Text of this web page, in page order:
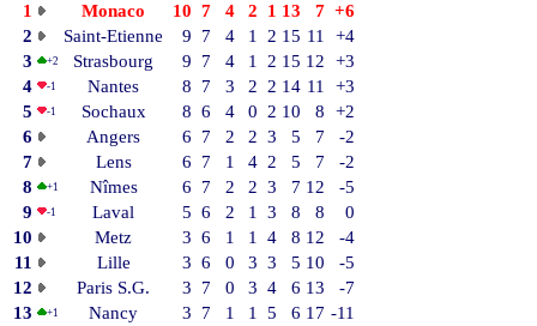
1 Monaco 10 7 4 2 1 13 7 +6
2
Saint-Etienne 9 7 4 1 2 15 11
+4
3
+2 Strasbourg 9 7 4 1 2 15 12
+3
4
-1 Nantes 8 7 3 2 2 14 11
+3
5
-1 Sochaux 8 6 4 0 2 10 8
+2
6
Angers 6 7 2 2 3 5 7
-2
7
Lens 6 7 1 4 2 5 7
-2
8
+1 Nîmes 6 7 2 2 3 7 12
-5
9
-1 Laval 5 6 2 1 3 8 8
0
10
Metz 3 6 1 1 4 8 12
-4
11
Lille 3 6 0 3 3 5 10
-5
12
Paris S.G. 3 7 0 3 4 6 13
-7
13
+1 Nancy 3 7 1 1 5 6 17 -11